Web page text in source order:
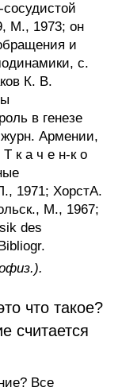
М., 1973; он
и
с.
К. В.
в генезе
журн. Армении,
к а ч е н-к о
1971; ХорстА.
М., 1967;
des
что такое?
считается
Все